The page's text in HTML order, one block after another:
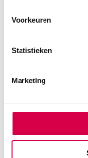
Voorkeuren
Statistieken
Marketing
Uitvoering
Er zijn nog geen
Wees de eerste om
te beoordelen
Vaste klanten,
We scoren een